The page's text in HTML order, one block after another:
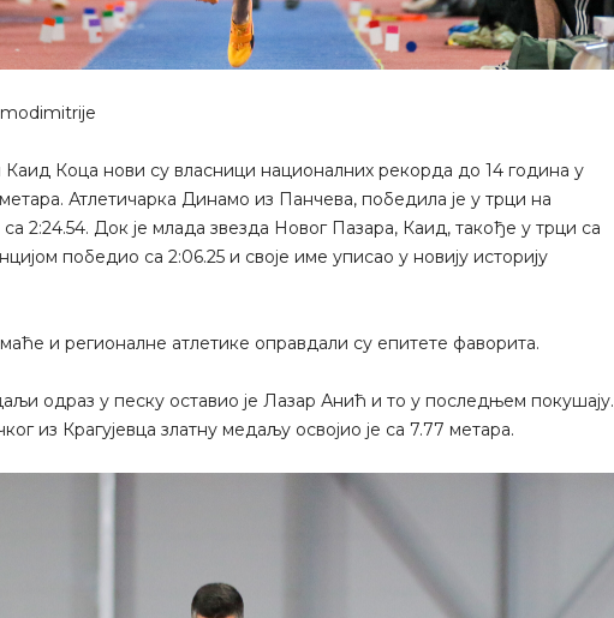
Каид Коца нови су власници националних рекорда до 14 година у
Атлетичарка Динамо из Панчева, победила је у трци на
2:24.54. Док је млада звезда Новог Пазара, Каид, такође у трци са
победио са 2:06.25 и своје име уписао у новију историју
и регионалне атлетике оправдали су епитете фаворита.
одраз у песку оставио је Лазар Анић и то у последњем покушају.
из Крагујевца златну медаљу освојио је са 7.77 метара.